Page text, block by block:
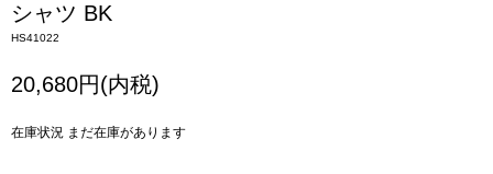
シャツ BK
HS41022
20,680円(内税)
在庫状況 まだ在庫があります